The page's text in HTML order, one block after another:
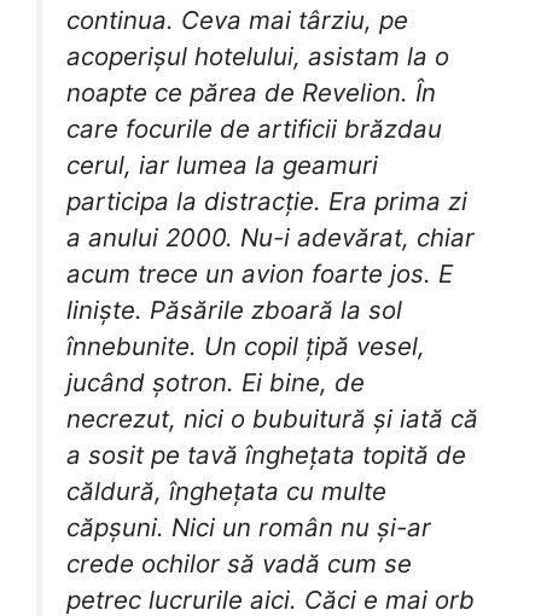
continua. Ceva mai târziu, pe
acoperișul hotelului, asistam la o
noapte ce părea de Revelion. În
care focurile de artificii brăzdau
cerul, iar lumea la geamuri
participa la distracție. Era prima zi
a anului 2000. Nu-i adevărat, chiar
acum trece un avion foarte jos. E
liniște. Păsările zboară la sol
înnebunite. Un copil țipă vesel,
jucând șotron. Ei bine, de
necrezut, nici o bubuitură și iată că
a sosit pe tavă înghețata topită de
căldură, înghețata cu multe
căpșuni. Nici un român nu și-ar
crede ochilor să vadă cum se
petrec lucrurile aici. Căci e mai orb